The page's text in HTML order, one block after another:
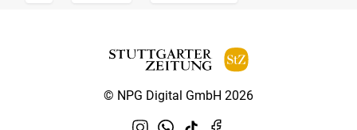
© NPG Digital GmbH 2026